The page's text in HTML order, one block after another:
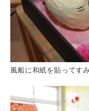
風船に和紙を貼ってす